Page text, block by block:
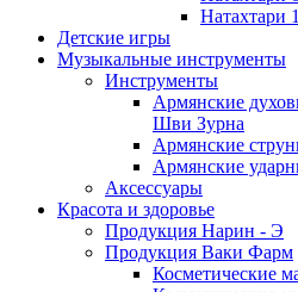
Натахтари
Детские игры
Музыкальные инструменты
Инструменты
Армянские
Шви Зурна
Армянские
Армянские
Аксессуары
Красота и здоровье
Продукция Нарин - Э
Продукция Ваки Фарм
Косметические